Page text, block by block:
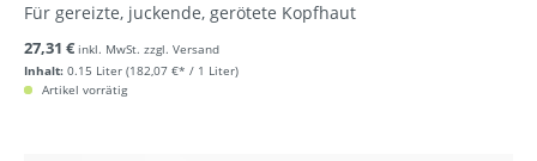
Für gereizte, juckende, gerötete Kopfhaut
Inhalt: 0.15 Liter (182,07 €* / 1 Liter)
27,31 € inkl. MwSt. zzgl. Versand
Artikel vorrätig